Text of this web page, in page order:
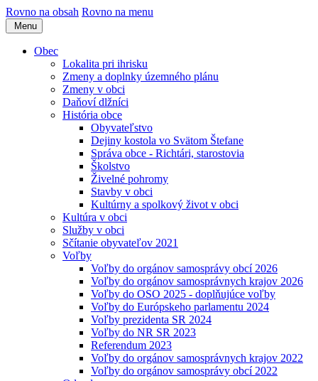
Rovno na obsah Rovno na menu
Menu
Obec
Lokalita pri ihrisku
Zmeny a doplnky územného plánu
Zmeny v obci
Daňoví dlžníci
História obce
Obyvateľstvo
Dejiny kostola vo Svätom Štefane
Správa obce - Richtári, starostovia
Školstvo
Živelné pohromy
Stavby v obci
Kultúrny a spolkový život v obci
Kultúra v obci
Služby v obci
Sčítanie obyvateľov 2021
Voľby
Voľby do orgánov samosprávy obcí 2026
Voľby do orgánov samosprávnych krajov 2026
Voľby do OSO 2025 - doplňujúce voľby
Voľby do Európskeho parlamentu 2024
Voľby prezidenta SR 2024
Voľby do NR SR 2023
Referendum 2023
Voľby do orgánov samosprávnych krajov 2022
Voľby do orgánov samosprávy obcí 2022